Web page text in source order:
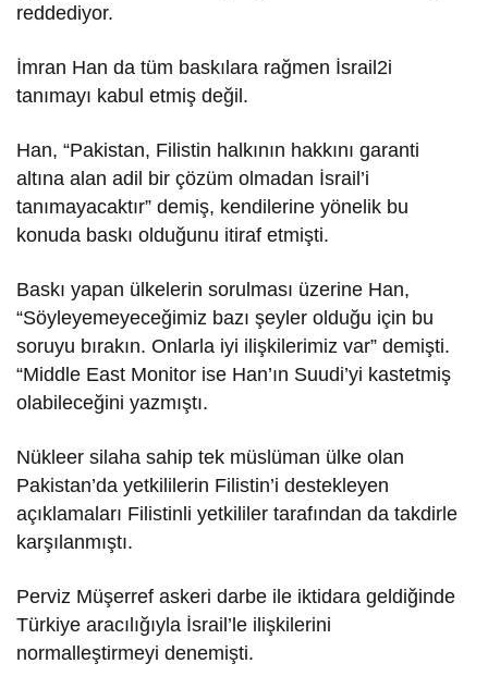
reddediyor.
İmran Han da tüm baskılara rağmen İsrail2i
tanımayı kabul etmiş değil.
Han, “Pakistan, Filistin halkının hakkını garanti
altına alan adil bir çözüm olmadan İsrail’i
tanımayacaktır” demiş, kendilerine yönelik bu
konuda baskı olduğunu itiraf etmişti.
Baskı yapan ülkelerin sorulması üzerine Han,
“Söyleyemeyeceğimiz bazı şeyler olduğu için bu
soruyu bırakın. Onlarla iyi ilişkilerimiz var” demişti.
“Middle East Monitor ise Han’ın Suudi’yi kastetmiş
olabileceğini yazmıştı.
Nükleer silaha sahip tek müslüman ülke olan
Pakistan’da yetkililerin Filistin’i destekleyen
açıklamaları Filistinli yetkililer tarafından da takdirle
karşılanmıştı.
Perviz Müşerref askeri darbe ile iktidara geldiğinde
Türkiye aracılığıyla İsrail’le ilişkilerini
normalleştirmeyi denemişti.